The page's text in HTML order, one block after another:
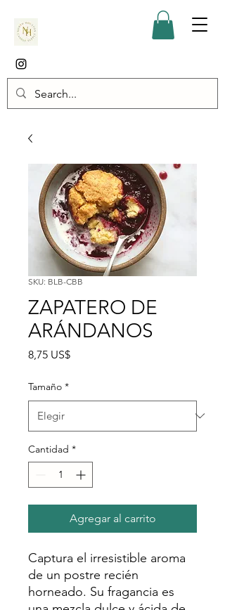
SKU: BLB-CBB
ZAPATERO DE
ARÁNDANOS
8,75 US$Precio
Tamaño *
Cantidad *
Agregar al carrito
Captura el irresistible aroma
de un postre recién
horneado. Su fragancia es